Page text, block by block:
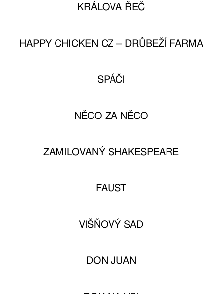
KRÁLOVA ŘEČ
HAPPY CHICKEN CZ – DRŮBEŽÍ FARMA
SPÁČI
NĚCO ZA NĚCO
ZAMILOVANÝ SHAKESPEARE
FAUST
VIŠŇOVÝ SAD
DON JUAN